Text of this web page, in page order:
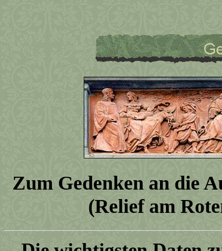
Zum Gedenken an die
(Relief am